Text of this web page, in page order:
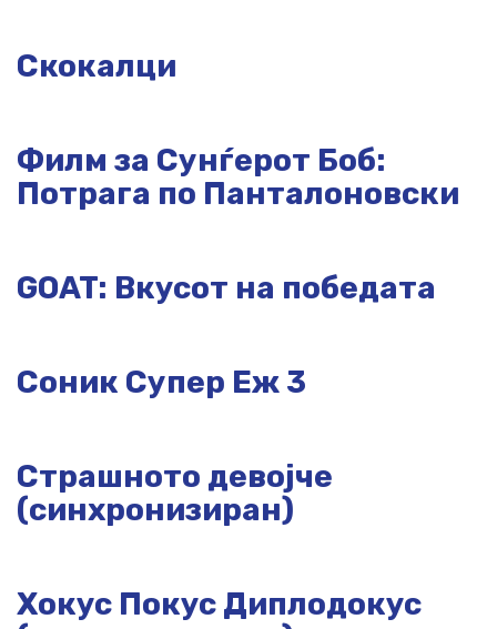
Скокалци
Филм за Сунѓерот Боб:
Потрага по Панталоновски
GOAT: Вкусот на победата
Соник Супер Еж 3
Страшното девојче
(синхронизиран)
Хокус Покус Диплодокус